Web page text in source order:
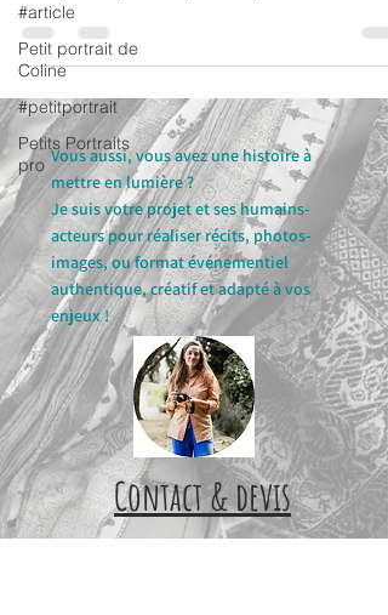
#article
Petit portrait de
Coline
#petitportrait
Petits Portraits
pro Vous aussi, vous avez une histoire à
mettre en lumière ?
Je suis votre projet et ses humains-
acteurs pour réaliser récits, photos-
images, ou format événementiel
authentique, créatif et adapté à vos
enjeux !
Contact & devis